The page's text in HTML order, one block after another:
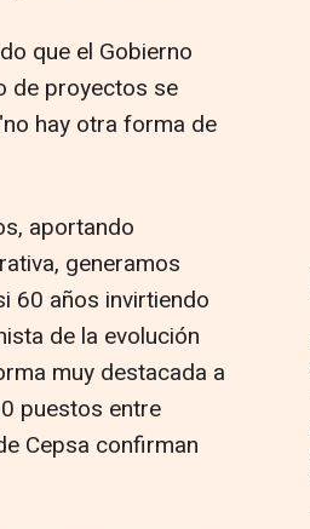
que el Gobierno
de proyectos se
hay otra forma de
aportando
generamos
60 años invirtiendo
de la evolución
muy destacada a
puestos entre
Cepsa confirman